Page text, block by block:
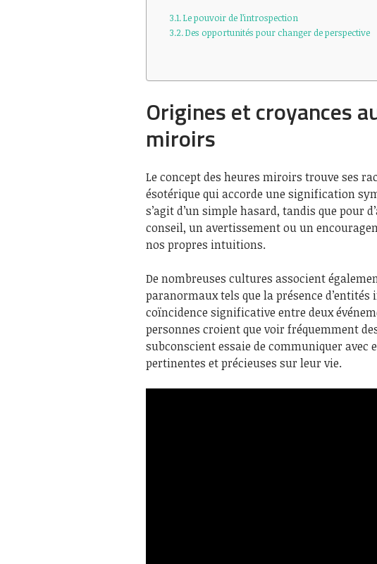
Le pouvoir de l’introspection
Des opportunités pour changer de perspective
Origines et croyances
miroirs
Le concept des heures miroirs trouve ses
ésotérique qui accorde une signification
s’agit d’un simple hasard, tandis que pour
conseil, un avertissement ou un
nos propres intuitions.
De nombreuses cultures associent
paranormaux tels que la présence
coïncidence significative entre deux
personnes croient que voir fréquemment
subconscient essaie de communiquer
pertinentes et précieuses sur leur vie.